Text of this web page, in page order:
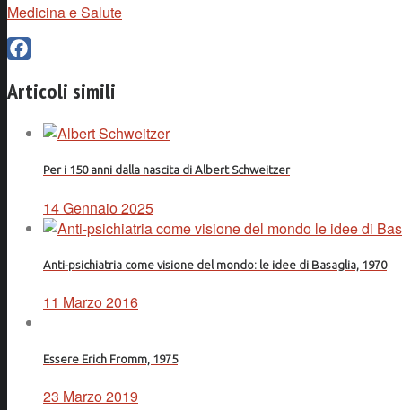
Medicina e Salute
Articoli simili
Per i 150 anni dalla nascita di Albert Schweitzer
14 Gennaio 2025
Anti-psichiatria come visione del mondo: le idee di Basaglia, 1970
11 Marzo 2016
Essere Erich Fromm, 1975
23 Marzo 2019